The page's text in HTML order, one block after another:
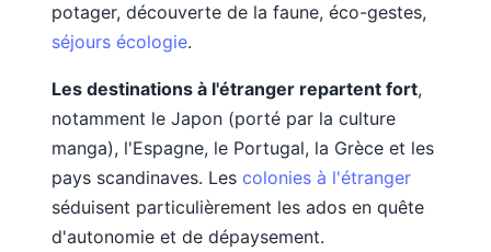
potager, découverte de la faune, éco-gestes,
séjours écologie.
Les destinations à l'étranger repartent fort,
notamment le Japon (porté par la culture
manga), l'Espagne, le Portugal, la Grèce et les
pays scandinaves. Les colonies à l'étranger
séduisent particulièrement les ados en quête
d'autonomie et de dépaysement.